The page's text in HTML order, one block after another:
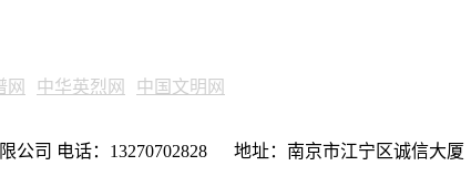
网 中华英烈网
中国文明网
公司 电话：13270702828 地址：南京市江宁区诚信大厦